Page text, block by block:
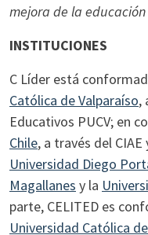
mejora de la educación
INSTITUCIONES
C Líder está
Católica de Valparaíso,
Educativos PUCV; en
Chile, a través del
Universidad Diego
Magallanes y la
parte, CELITED es
Universidad Católica